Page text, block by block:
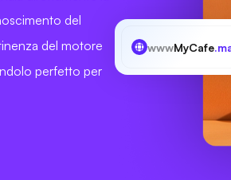
del
del motore
perfetto per
wwwMyCafe